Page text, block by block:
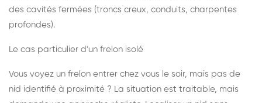
des cavités fermées (troncs creux, conduits, charpentes
profondes).
Le cas particulier d'un frelon isolé
Vous voyez un frelon entrer chez vous le soir, mais pas de
nid identifié à proximité ? La situation est traitable, mais